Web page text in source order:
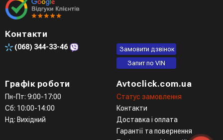
Контакти
(068) 344-33-46
Замовити дзвінок
Запит по VIN
Графік роботи
Пн-Пт: 9:00-17:00
Сб: 10:00-14:00
Нд: Вихідний
Avtoclick.com.ua
Статус замовлення
Контакти
Доставка і оплата
Гарантії та повернення